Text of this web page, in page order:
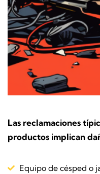
Las reclamaciones
productos implican
Equipo de césped o